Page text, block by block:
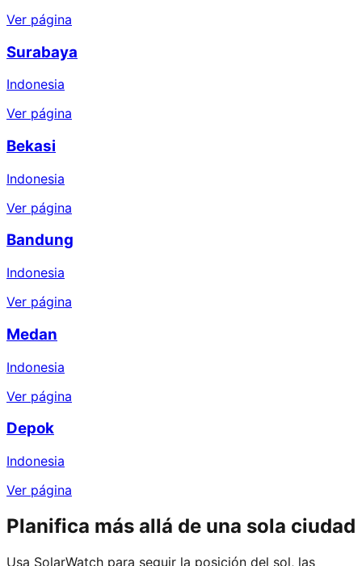
Ver página
Surabaya
Indonesia
Ver página
Bekasi
Indonesia
Ver página
Bandung
Indonesia
Ver página
Medan
Indonesia
Ver página
Depok
Indonesia
Ver página
Planifica más allá de una sola ciudad
Usa SolarWatch para seguir la posición del sol, las